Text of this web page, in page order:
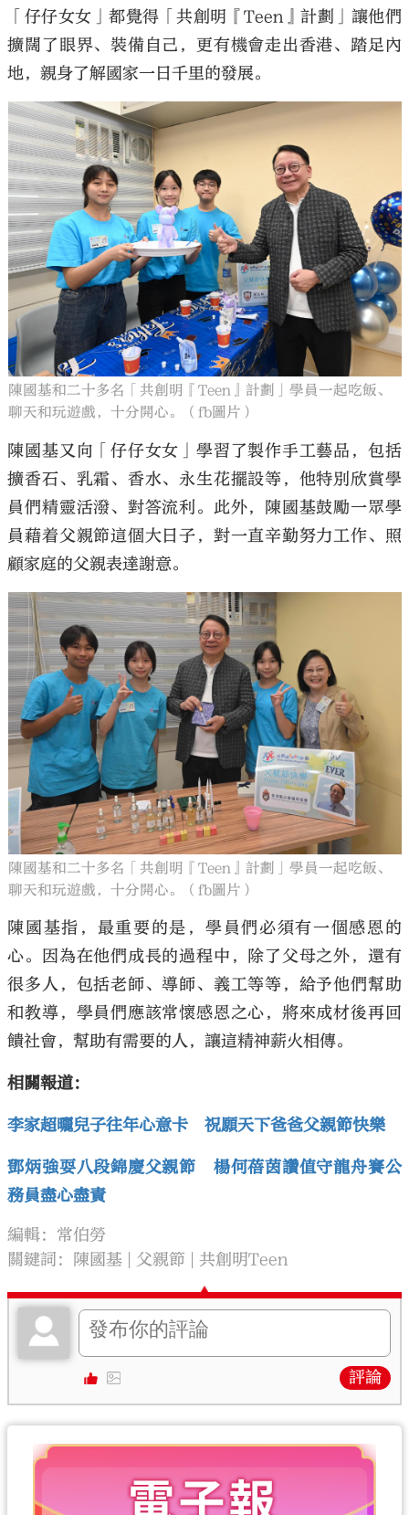
「仔仔女女」都覺得「共創明『Teen』計劃」讓他們
擴闊了眼界、裝備自己，更有機會走出香港、踏足內
地，親身了解國家一日千里的發展。
陳國基和二十多名「共創明『Teen』計劃」學員一起吃飯、
聊天和玩遊戲，十分開心。（fb圖片）
陳國基又向「仔仔女女」學習了製作手工藝品，包括
擴香石、乳霜、香水、永生花擺設等，他特別欣賞學
員們精靈活潑、對答流利。此外，陳國基鼓勵一眾學
員藉着父親節這個大日子，對一直辛勤努力工作、照
顧家庭的父親表達謝意。
陳國基和二十多名「共創明『Teen』計劃」學員一起吃飯、
聊天和玩遊戲，十分開心。（fb圖片）
陳國基指，最重要的是，學員們必須有一個感恩的
心。因為在他們成長的過程中，除了父母之外，還有
很多人，包括老師、導師、義工等等，給予他們幫助
和教導，學員們應該常懷感恩之心，將來成材後再回
饋社會，幫助有需要的人，讓這精神薪火相傳。
相關報道：
李家超曬兒子往年心意卡 祝願天下爸爸父親節快樂
鄧炳強耍八段錦慶父親節 楊何蓓茵讚值守龍舟賽公
務員盡心盡責
編輯：常伯勞
關鍵詞： 陳國基 父親節 共創明Teen
評論